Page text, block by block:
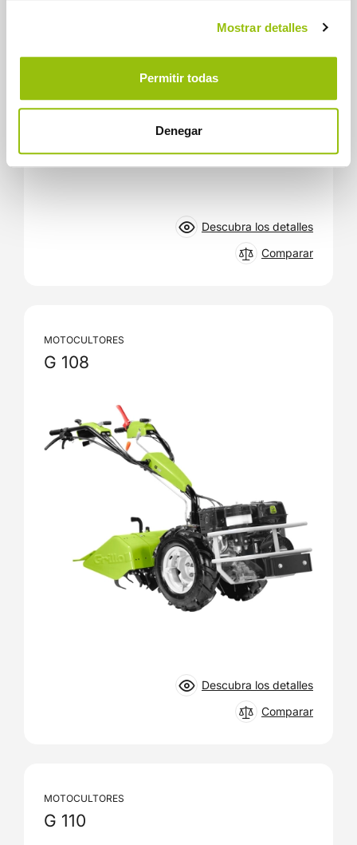
Mostrar detalles
Permitir todas
Denegar
Descubra los detalles
Comparar
MOTOCULTORES
G 108
Descubra los detalles
Comparar
MOTOCULTORES
G 110